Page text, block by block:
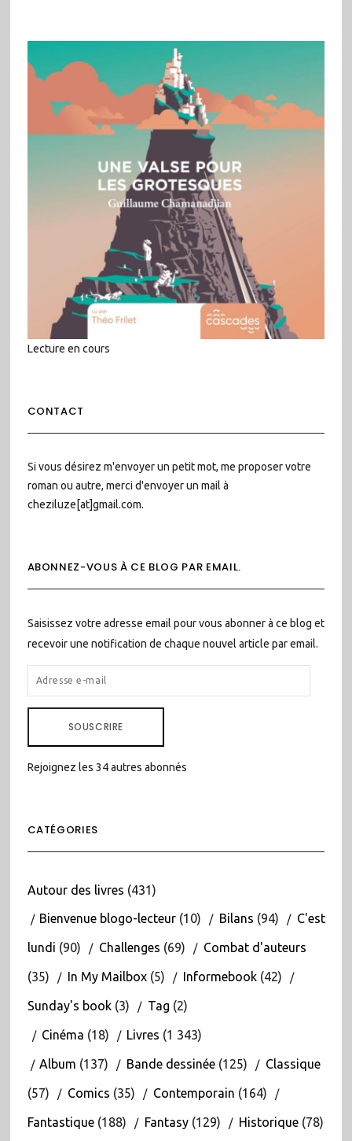
Lecture en cours
CONTACT
Si vous désirez m'envoyer un petit mot, me proposer votre
roman ou autre, merci d'envoyer un mail à
cheziluze[at]gmail.com.
ABONNEZ-VOUS À CE BLOG PAR EMAIL.
Saisissez votre adresse email pour vous abonner à ce blog et
recevoir une notification de chaque nouvel article par email.
ADRESSE
E-
SOUSCRIRE
Rejoignez les 34 autres abonnés
CATÉGORIES
Autour des livres (431)
Bienvenue blogo-lecteur(10) Bilans (94) C'est
lundi (90) Challenges (69) Combat d'auteurs
(35) In My Mailbox(5) Informebook(42)
Sunday's book(3) Tag (2)
Cinéma (18) Livres (1 343)
Album (137) Bande dessinée(125) Classique
(57) Comics (35) Contemporain (164)
Fantastique(188) Fantasy(129) Historique(78)